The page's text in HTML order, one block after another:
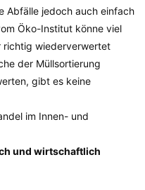
Abfälle jedoch auch einfach
Öko-Institut könne viel
richtig wiederverwertet
der Müllsortierung
gibt es keine
und wirtschaftlich